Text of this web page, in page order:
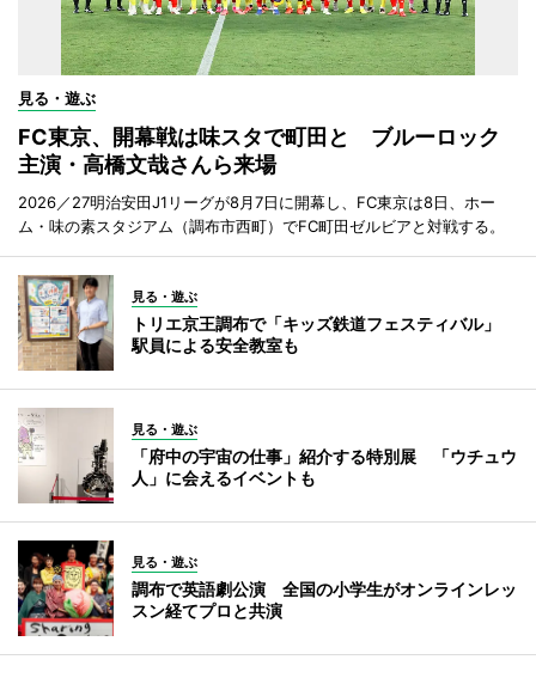
見る・遊ぶ
FC東京、開幕戦は味スタで町田と ブルーロック
主演・高橋文哉さんら来場
2026／27明治安田J1リーグが8月7日に開幕し、FC東京は8日、ホー
ム・味の素スタジアム（調布市西町）でFC町田ゼルビアと対戦する。
見る・遊ぶ
トリエ京王調布で「キッズ鉄道フェスティバル」
駅員による安全教室も
見る・遊ぶ
「府中の宇宙の仕事」紹介する特別展 「ウチュウ
人」に会えるイベントも
見る・遊ぶ
調布で英語劇公演 全国の小学生がオンラインレッ
スン経てプロと共演